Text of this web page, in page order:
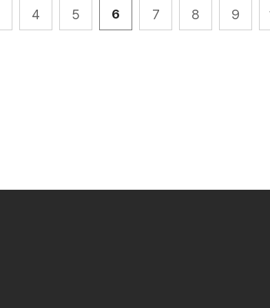
4 5 6 7 8 9